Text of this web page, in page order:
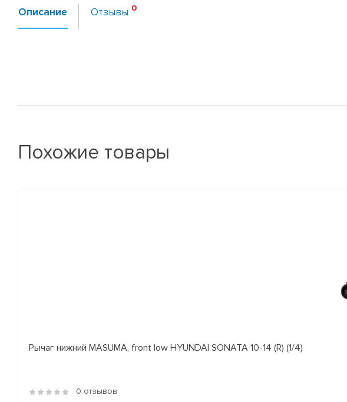
Описание Отзывы
Похожие товары
Рычаг нижний MASUMA, front low HYUNDAI SONATA 10-14 (R) (1/4)
0 отзывов